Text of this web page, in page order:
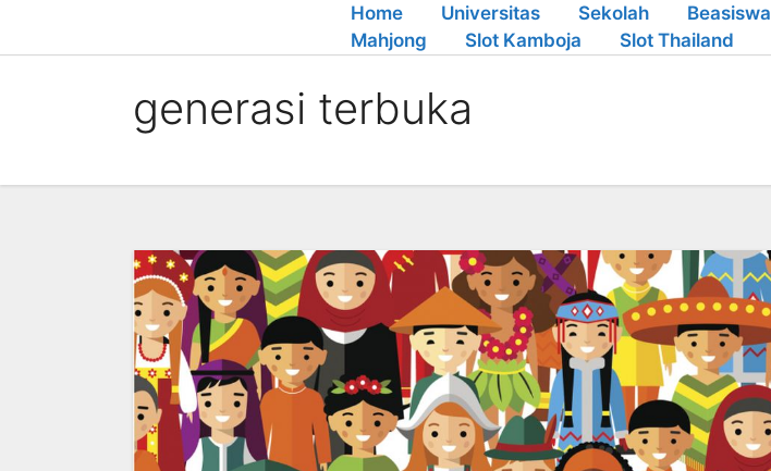
Home Universitas Sekolah Beasiswa
Mahjong
Slot Kamboja Slot Thailand
generasi terbuka